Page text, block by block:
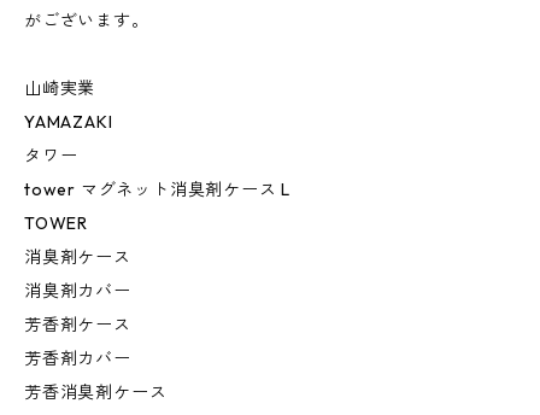
がございます。
山崎実業
YAMAZAKI
タワー
tower マグネット消臭剤ケース L
TOWER
消臭剤ケース
消臭剤カバー
芳香剤ケース
芳香剤カバー
芳香消臭剤ケース